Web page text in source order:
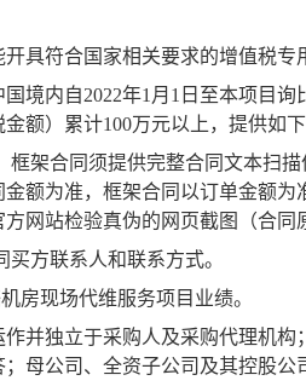
开具符合国家相关要求的增值税专
境内自2022年1月1日至本项目
额）累计100万元以上，提供如
框架合同须提供完整合同文本扫
额为准，框架合同以订单金额
网站检验真伪的网页截图（合同
买方联系人和联系方式。
房现场代维服务项目业绩。
作并独立于采购人及采购代理机
母公司、全资子公司及其控股